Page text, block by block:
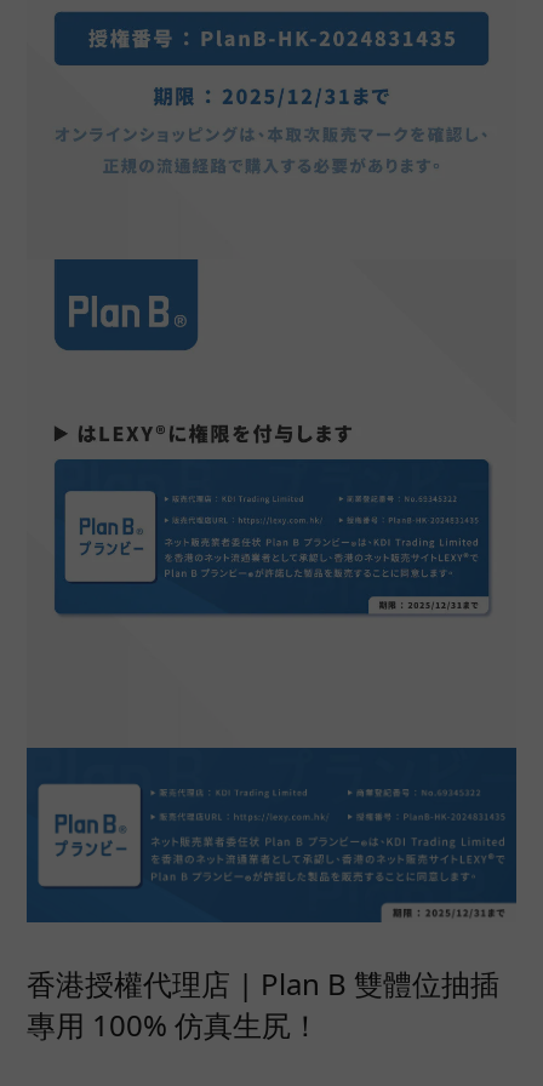
香港授權代理店 | Plan B 雙體位抽插
專用 100% 仿真生尻！